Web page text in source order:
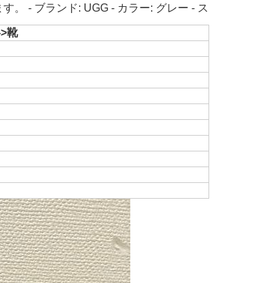
。 - ブランド: UGG - カラー: グレー - ス
靴